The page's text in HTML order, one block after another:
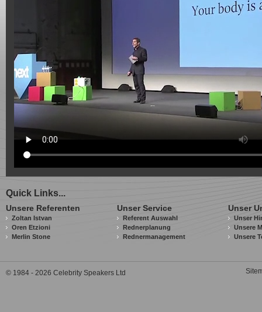
Quick Links...
Unsere Referenten
Zoltan Istvan
Oren Etzioni
Merlin Stone
Unser Service
Referent Auswahl
Rednerplanung
Rednermanagement
Unser
Unser
Unsere
Unsere
© 1984 - 2026 Celebrity Speakers Ltd